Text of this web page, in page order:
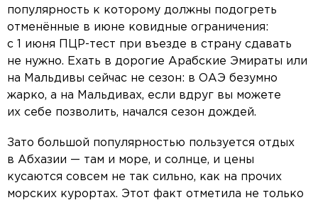
популярность к которому должны подогреть
отменённые в июне ковидные ограничения:
с 1 июня ПЦР-тест при въезде в страну сдавать
не нужно. Ехать в дорогие Арабские Эмираты или
на Мальдивы сейчас не сезон: в ОАЭ безумно
жарко, а на Мальдивах, если вдруг вы можете
их себе позволить, начался сезон дождей.
Зато большой популярностью пользуется отдых
в Абхазии — там и море, и солнце, и цены
кусаются совсем не так сильно, как на прочих
морских курортах. Этот факт отметила не только